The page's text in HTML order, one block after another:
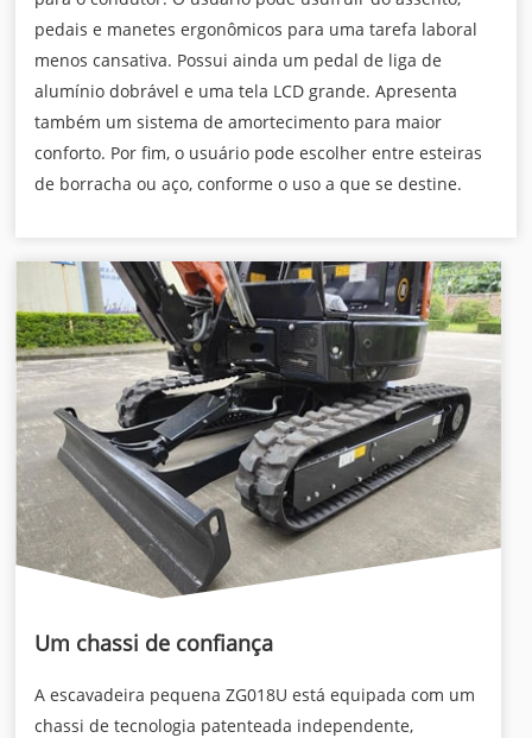
pedais e manetes ergonômicos para uma tarefa laboral
menos cansativa. Possui ainda um pedal de liga de
alumínio dobrável e uma tela LCD grande. Apresenta
também um sistema de amortecimento para maior
conforto. Por fim, o usuário pode escolher entre esteiras
de borracha ou aço, conforme o uso a que se destine.
Um chassi de confiança
A escavadeira pequena ZG018U está equipada com um
chassi de tecnologia patenteada independente,